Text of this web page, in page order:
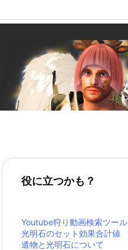
役に立つかも？
Youtube狩り動画検索ツール
光明石のセット効果合計値
遺物と光明石について